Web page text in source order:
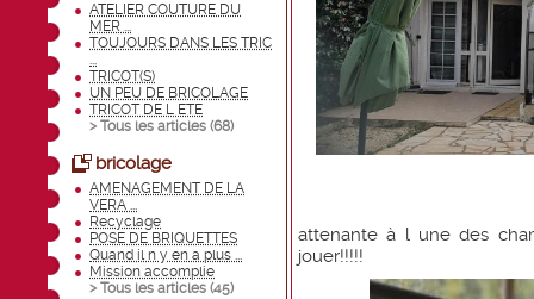
ATELIER COUTURE DU
MER ...
TOUJOURS DANS LES TRIC
...
TRICOT(S)
UN PEU DE BRICOLAGE
TRICOT DE L ETE
> Tous les articles (68)
bricolage
AMENAGEMENT DE LA
VERA ...
Recyclage
POSE DE BRIQUETTES
Quand il n y en a plus ...
Mission accomplie
> Tous les articles (45)
attenante à l une des
jouer!!!!!